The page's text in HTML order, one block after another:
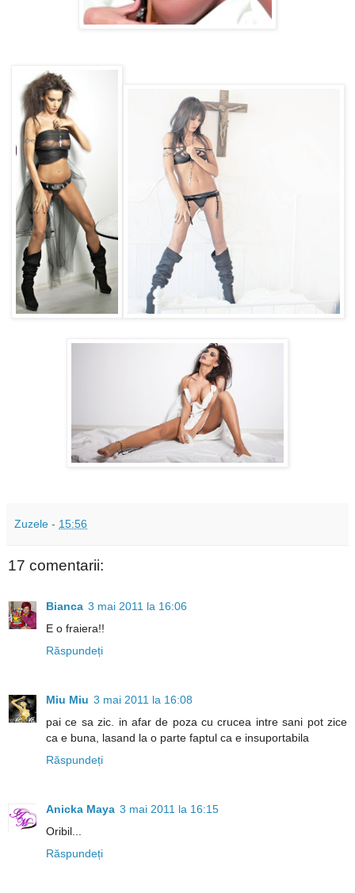
Zuzele - 15:56
17 comentarii:
Bianca 3 mai 2011 la 16:06
E o fraiera!!
Răspundeți
Miu Miu 3 mai 2011 la 16:08
pai ce sa zic. in afar de poza cu crucea intre sani pot zice
ca e buna, lasand la o parte faptul ca e insuportabila
Răspundeți
Anicka Maya 3 mai 2011 la 16:15
Oribil...
Răspundeți